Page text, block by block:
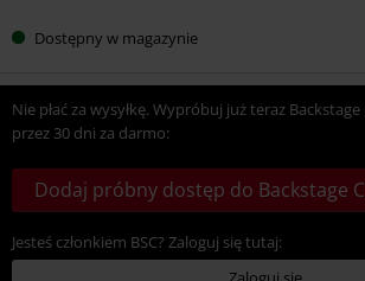
Dostępny w magazynie
Nie płać za wysyłkę. Wypróbuj już teraz Backstage
przez 30 dni za darmo:
Dodaj próbny dostęp do Backstage
Jesteś członkiem BSC? Zaloguj się tutaj: